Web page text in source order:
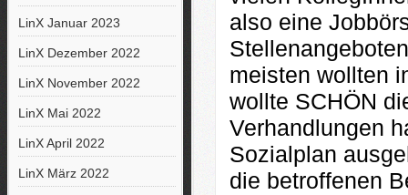
LinX Januar 2023
LinX Dezember 2022
LinX November 2022
LinX Mai 2022
LinX April 2022
LinX März 2022
also eine
meisten wollten
wollte SCHÖN
Verhandlungen
Sozialplan
die betroffenen